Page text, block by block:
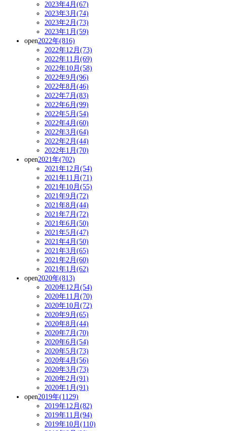
2023年4月(67)
2023年3月(74)
2023年2月(73)
2023年1月(59)
open2022年(816)
2022年12月(73)
2022年11月(69)
2022年10月(58)
2022年9月(96)
2022年8月(46)
2022年7月(83)
2022年6月(99)
2022年5月(54)
2022年4月(60)
2022年3月(64)
2022年2月(44)
2022年1月(70)
open2021年(702)
2021年12月(54)
2021年11月(71)
2021年10月(55)
2021年9月(72)
2021年8月(44)
2021年7月(72)
2021年6月(50)
2021年5月(47)
2021年4月(50)
2021年3月(65)
2021年2月(60)
2021年1月(62)
open2020年(813)
2020年12月(54)
2020年11月(70)
2020年10月(72)
2020年9月(65)
2020年8月(44)
2020年7月(70)
2020年6月(54)
2020年5月(73)
2020年4月(56)
2020年3月(73)
2020年2月(91)
2020年1月(91)
open2019年(1129)
2019年12月(82)
2019年11月(94)
2019年10月(110)